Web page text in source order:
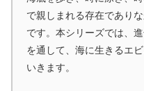
で親しまれる存在であり
です。本シリーズでは、
を通して、海に生きるエ
いきます。